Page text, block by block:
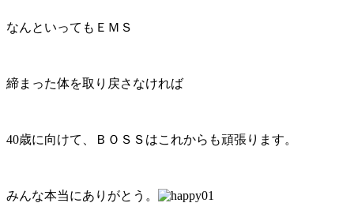
なんといってもＥＭＳ
締まった体を取り戻さなければ
40歳に向けて、ＢＯＳＳはこれからも頑張ります。
みんな本当にありがとう。